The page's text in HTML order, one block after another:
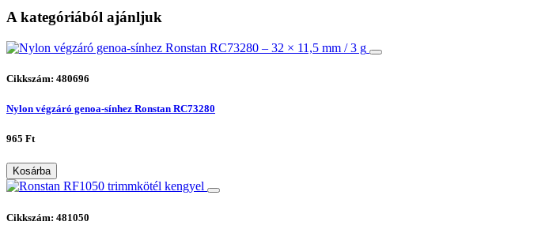
A kategóriából ajánljuk
Cikkszám: 480696
Nylon végzáró genoa-sínhez Ronstan RC73280
965 Ft
Kosárba
Cikkszám: 481050